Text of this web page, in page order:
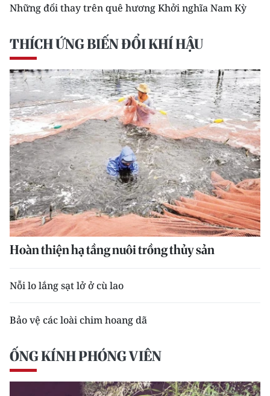
Những đổi thay trên quê hương Khởi nghĩa Nam Kỳ
THÍCH ỨNG BIẾN ĐỔI KHÍ HẬU
Hoàn thiện hạ tầng nuôi trồng thủy sản
Nỗi lo lắng sạt lở ở cù lao
Bảo vệ các loài chim hoang dã
ỐNG KÍNH PHÓNG VIÊN